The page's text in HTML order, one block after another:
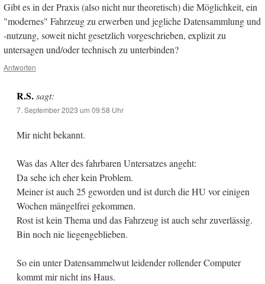
Gibt es in der Praxis (also nicht nur theoretisch) die Möglichkeit, ein
"modernes" Fahrzeug zu erwerben und jegliche Datensammlung und
-nutzung, soweit nicht gesetzlich vorgeschrieben, explizit zu
untersagen und/oder technisch zu unterbinden?
Antworten
R.S. sagt:
7. September 2023 um 09:58 Uhr
Mir nicht bekannt.
Was das Alter des fahrbaren Untersatzes angeht:
Da sehe ich eher kein Problem.
Meiner ist auch 25 geworden und ist durch die HU vor einigen
Wochen mängelfrei gekommen.
Rost ist kein Thema und das Fahrzeug ist auch sehr zuverlässig.
Bin noch nie liegengeblieben.
So ein unter Datensammelwut leidender rollender Computer
kommt mir nicht ins Haus.